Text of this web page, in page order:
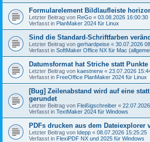
Formularelement Bildlaufleiste
Letzter Beitrag von ReGo « 03.08.2026 16:00:30
Verfasst in PlanMaker 2024 für Linux
Sind die Standard-Schriftfarben
Letzter Beitrag von gerhardpeise « 30.07.2026
Verfasst in SoftMaker Office NX für Mac
Datumsformat hat Striche statt Punkte
Letzter Beitrag von kaestnerw « 23.07.2026
Verfasst in FreeOffice PlanMaker 2024 für Linux
[Bug] Zeilenabstand wird auf eine
gerundet
Letzter Beitrag von Fleißigschreiber «
Verfasst in TextMaker 2024 für Windows
PDFs drucken aus dem Dateiexplorer
Letzter Beitrag von Idepp « 08.07.2026 15:25:25
Verfasst in FlexiPDF NX und 2025 für Windows